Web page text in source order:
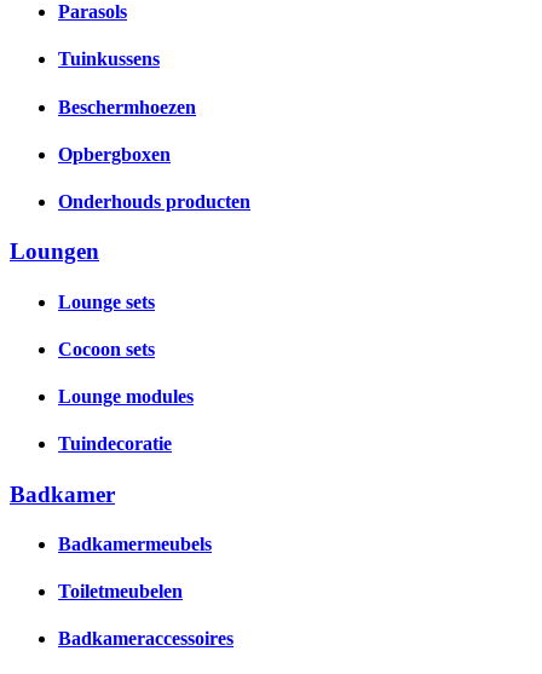
Parasols
Tuinkussens
Beschermhoezen
Opbergboxen
Onderhouds producten
Loungen
Lounge sets
Cocoon sets
Lounge modules
Tuindecoratie
Badkamer
Badkamermeubels
Toiletmeubelen
Badkameraccessoires